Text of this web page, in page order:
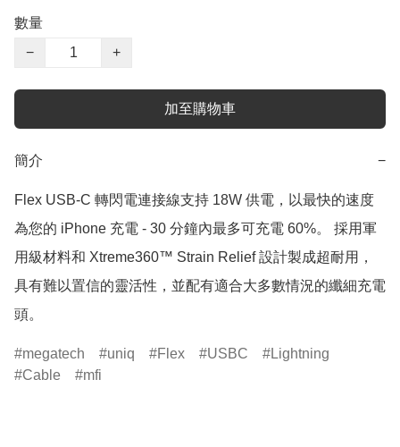
數量
−
+
加至購物車
簡介 −
Flex USB-C 轉閃電連接線支持 18W 供電，以最快的速度
為您的 iPhone 充電 - 30 分鐘內最多可充電 60%。 採用軍
用級材料和 Xtreme360™ Strain Relief 設計製成超耐用，
具有難以置信的靈活性，並配有適合大多數情況的纖細充電
頭。
megatech uniq Flex USBC
Lightning
Cable
mfi